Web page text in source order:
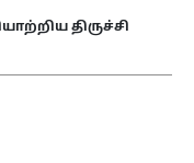
திருச்சி